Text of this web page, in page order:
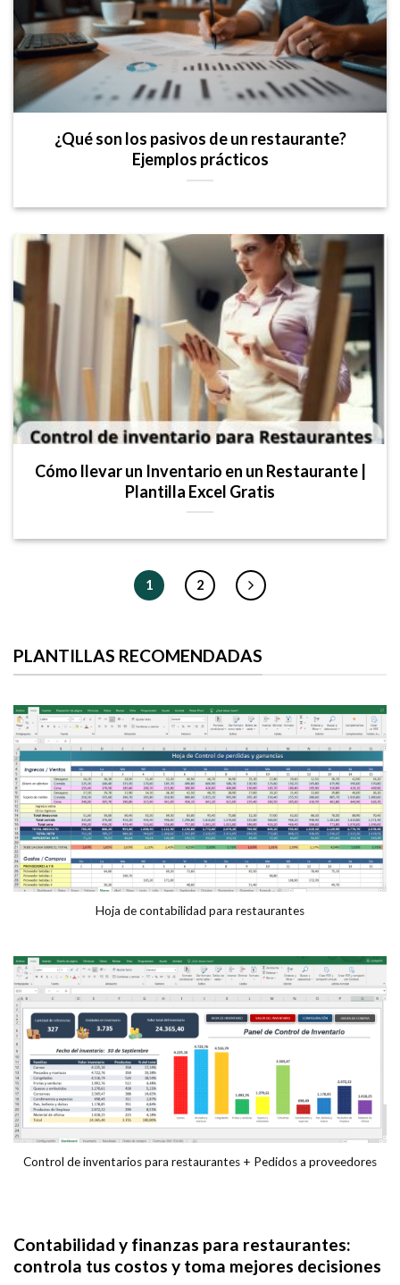
¿Qué son los pasivos de un restaurante?
Ejemplos prácticos
Cómo llevar un Inventario en un Restaurante |
Plantilla Excel Gratis
1 2
PLANTILLAS RECOMENDADAS
Hoja de contabilidad para restaurantes
Control de inventarios para restaurantes + Pedidos a proveedores
Contabilidad y finanzas para restaurantes:
controla tus costos y toma mejores decisiones